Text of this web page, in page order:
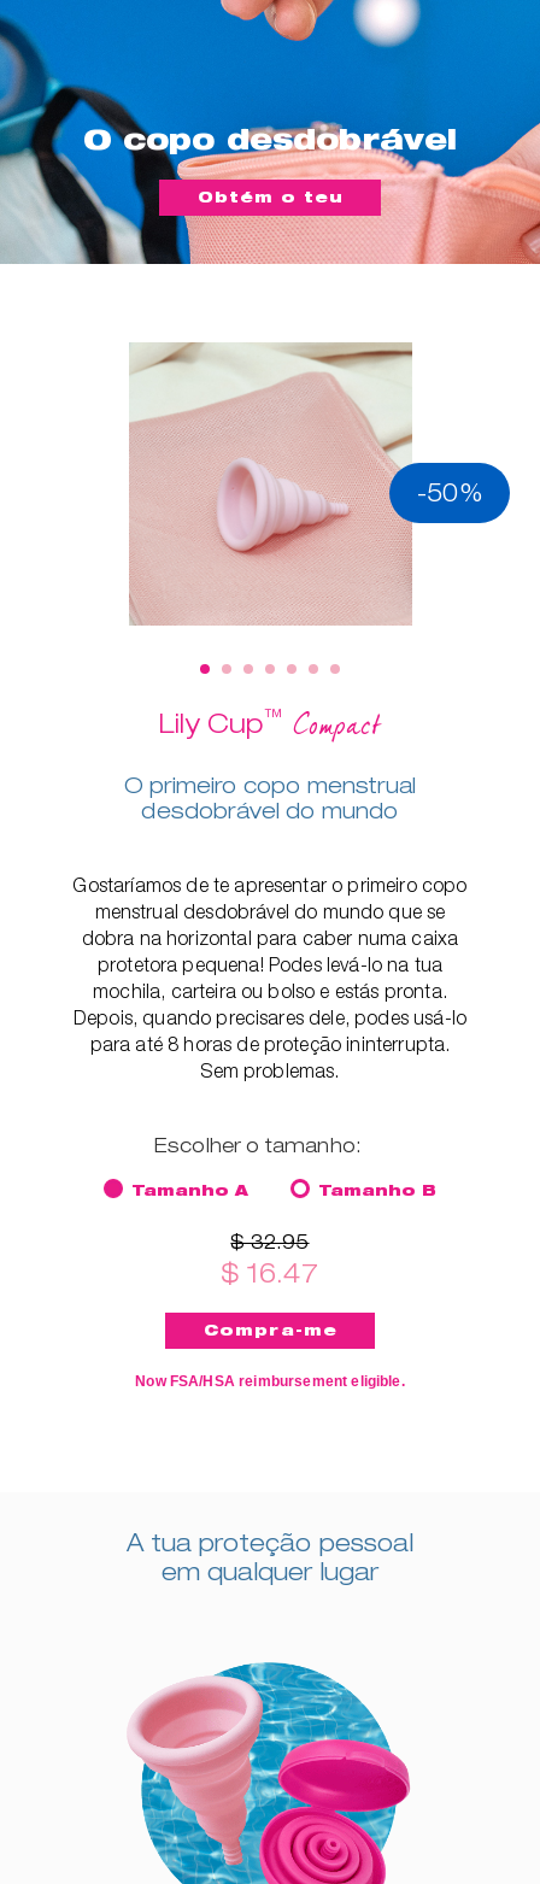
O copo desdobrável
Obtém o teu
-50%
Lily Cup™ Compact
O primeiro copo menstrual
desdobrável do mundo
Gostaríamos de te apresentar o primeiro copo
menstrual desdobrável do mundo que se
dobra na horizontal para caber numa caixa
protetora pequena! Podes levá-lo na tua
mochila, carteira ou bolso e estás pronta.
Depois, quando precisares dele, podes usá-lo
para até 8 horas de proteção ininterrupta.
Sem problemas.
Escolher o tamanho:
Tamanho A Tamanho B
$ 32.95
$ 16.47
Now FSA/HSA reimbursement eligible.
A tua proteção pessoal
em qualquer lugar